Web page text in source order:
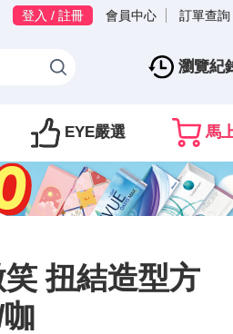
登入 / 註冊 會員中心 訂單查詢
瀏覽紀
EYE嚴選 馬
扭結造型方